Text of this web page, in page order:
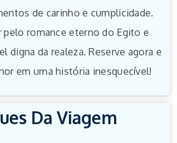
de carinho e cumplicidade.
pelo romance eterno do Egito e
digna da realeza. Reserve agora e
em uma história inesquecível!
Da Viagem